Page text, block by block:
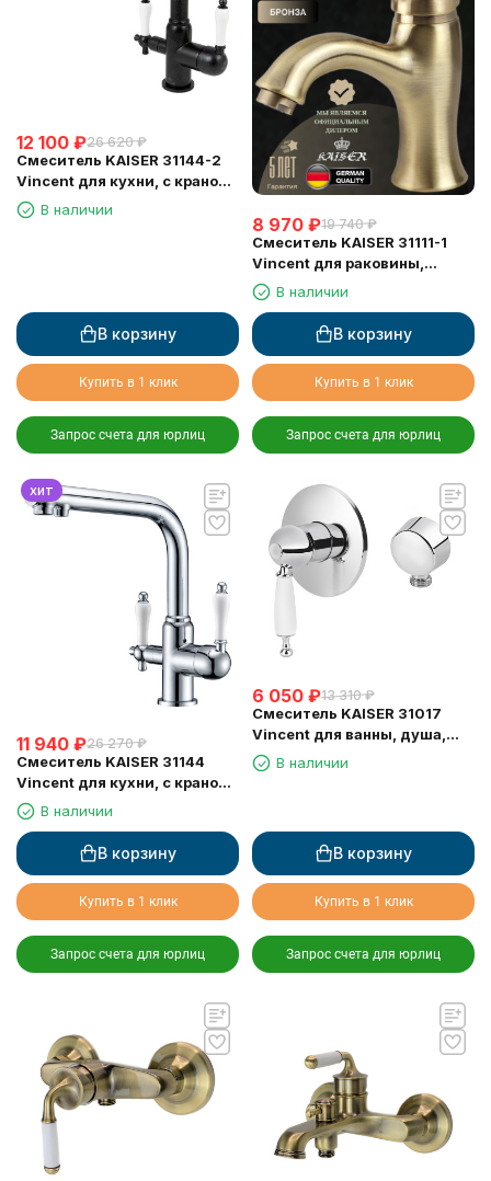
12 100 ₽26 620 ₽
Смеситель KAISER 31144-2
Vincent для кухни, с краном
для питьевой воды, черный
мрамор
В наличии
В корзину
Купить в 1 клик
Запрос счета для юрлиц
8 970 ₽19 740 ₽
Смеситель KAISER 31111-1
Vincent для раковины,
бронзовый
В наличии
В корзину
Купить в 1 клик
Запрос счета для юрлиц
хит
11 940 ₽26 270 ₽
Смеситель KAISER 31144
Vincent для кухни, с краном
для питьевой воды, хром
В наличии
В корзину
Купить в 1 клик
Запрос счета для юрлиц
6 050 ₽13 310 ₽
Смеситель KAISER 31017
Vincent для ванны, душа,
биде, хром
В наличии
В корзину
Купить в 1 клик
Запрос счета для юрлиц